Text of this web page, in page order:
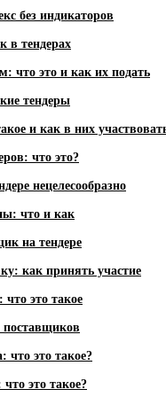
без индикаторов
в тендерах
что это и как их подать
тендеры
и как в них
что это?
нецелесообразно
что и как
на тендере
как принять участие
это такое
поставщиков
что это такое?
это такое?